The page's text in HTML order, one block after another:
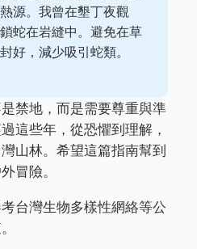
源。我曾在墾丁夜觀
蛇在岩縫中。避免在草
好，減少吸引蛇類。
禁地，而是需要尊重與準
這些年，從恐懼到理解，
山林。希望這篇指南幫到
冒險。
台灣生物多樣性網絡等公